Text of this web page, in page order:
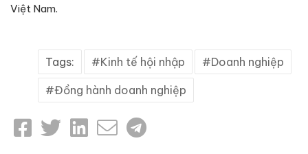
Việt Nam.
Tags: Kinh tế hội nhập Doanh nghiệp
Đồng hành doanh nghiệp